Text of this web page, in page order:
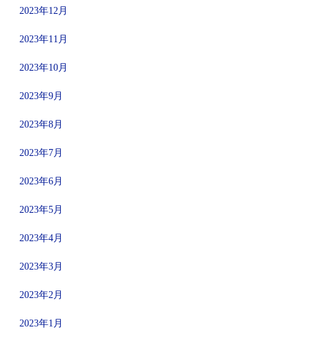
2023年12月
2023年11月
2023年10月
2023年9月
2023年8月
2023年7月
2023年6月
2023年5月
2023年4月
2023年3月
2023年2月
2023年1月